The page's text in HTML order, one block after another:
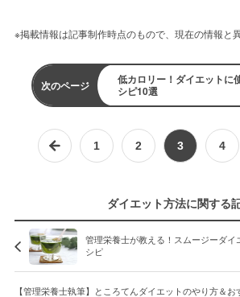
※掲載情報は記事制作時点のもので、現在の情報と
次のページ
低カロリー！ダイエットに
シピ10選
1 2 3 4
ダイエット方法に関する
管理栄養士が教える！スムージーダイ
シピ
【管理栄養士執筆】ところてんダイエットのやり方＆お